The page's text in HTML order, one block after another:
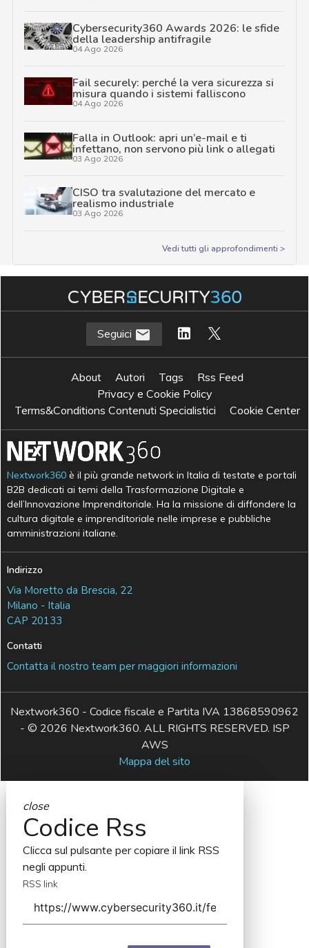
Cybersecurity360 Awards 2026: le sfide
della leadership antifragile
04 Ago 2026
Fail securely: perché la vera sicurezza si
misura quando i sistemi falliscono
04 Ago 2026
Falla in Outlook: apri un’e-mail e ti
infettano, non servono più link o allegati
03 Ago 2026
CISO tra svalutazione del mercato e
realismo industriale
03 Ago 2026
Vedi tutti gli approfondimenti >
Seguici
About Autori Tags
Rss Feed
Privacy e Cookie Policy
Terms&Conditions Contenuti Specialistici
Cookie Center
Nextwork360 è il più grande network in Italia di testate e portali
B2B dedicati ai temi della Trasformazione Digitale e
dell’Innovazione Imprenditoriale. Ha la missione di diffondere la
cultura digitale e imprenditoriale nelle imprese e pubbliche
amministrazioni italiane.
Indirizzo
Via Moretto da Brescia, 22
Milano - Italia
CAP 20133
Contatti
Contatta il nostro team per maggiori informazioni
Nextwork360 - Codice fiscale e Partita IVA 13868590962
- © 2026 Nextwork360. ALL RIGHTS RESERVED. ISP
AWS
Mappa del sito
close
Codice Rss
Clicca sul pulsante per copiare il link RSS
negli appunti.
RSS link